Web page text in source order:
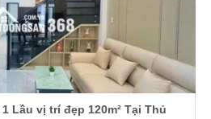
Lầu vị trí đẹp 120m² Tại Thủ